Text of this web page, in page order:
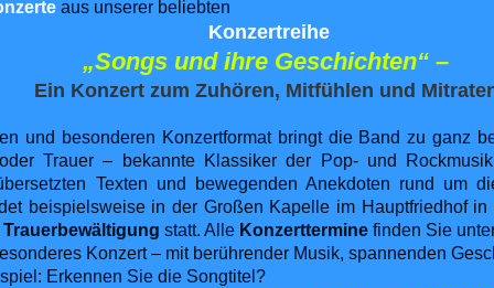
aus unserer beliebten
Konzertreihe
„Songs und ihre Geschichten“ –
Ein Konzert zum Zuhören, Mitfühlen und
und besonderen Konzertformat bringt die Band zu ganz
Trauer–
bekannte Klassiker der Pop- und
Texten und bewegenden Anekdoten rund um
beispielsweise in der Großen Kapelle im Hauptfriedhof
statt. Alle Konzerttermine finden Sie
Konzert – mit berührender Musik, spannenden
Erkennen Sie die Songtitel?